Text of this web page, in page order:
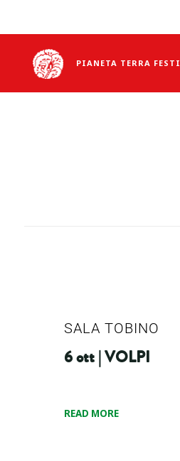
PIANETA TERRA
SALA TOBINO
6 ott | VOLPI
READ MORE